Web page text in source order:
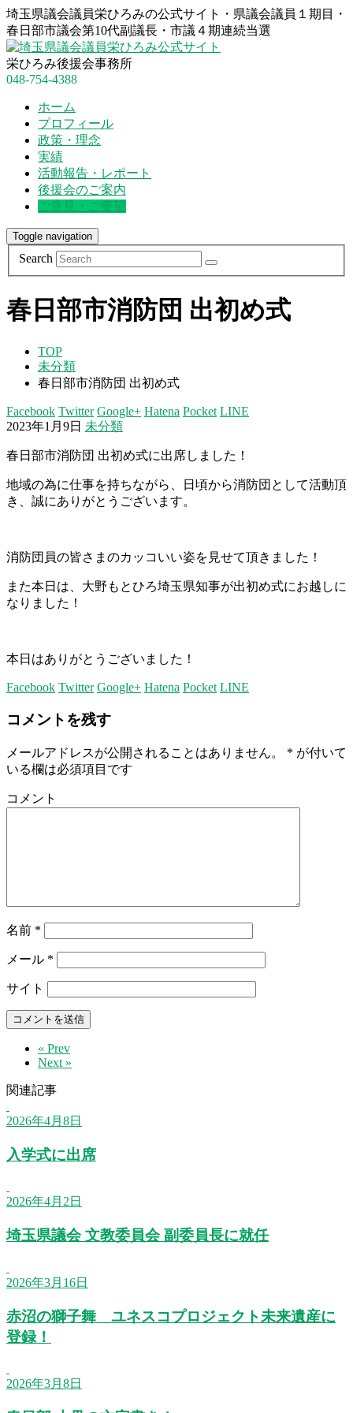
埼玉県議会議員栄ひろみの公式サイト・県議会議員１期目・
春日部市議会第10代副議長・市議４期連続当選
栄ひろみ後援会事務所
048-754-4388
ホーム
プロフィール
政策・理念
実績
活動報告・レポート
後援会のご案内
ご意見・ご要望
Toggle navigation
Search
春日部市消防団 出初め式
TOP
未分類
春日部市消防団 出初め式
Facebook Twitter Google+ Hatena Pocket LINE
2023年1月9日 未分類
春日部市消防団 出初め式に出席しました！
地域の為に仕事を持ちながら、日頃から消防団として活動頂
き、誠にありがとうございます。
消防団員の皆さまのカッコいい姿を見せて頂きました！
また本日は、大野もとひろ埼玉県知事が出初め式にお越しに
なりました！
本日はありがとうございました！
Facebook Twitter Google+ Hatena Pocket LINE
コメントを残す
メールアドレスが公開されることはありません。 * が付いて
いる欄は必須項目です
コメント
名前 *
メール *
サイト
« Prev
Next »
関連記事
2026年4月8日
入学式に出席
2026年4月2日
埼玉県議会 文教委員会 副委員長に就任
2026年3月16日
赤沼の獅子舞 ユネスコプロジェクト未来遺産に
登録！
2026年3月8日